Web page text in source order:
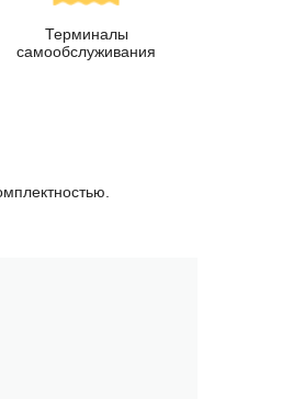
Терминалы
самообслуживания